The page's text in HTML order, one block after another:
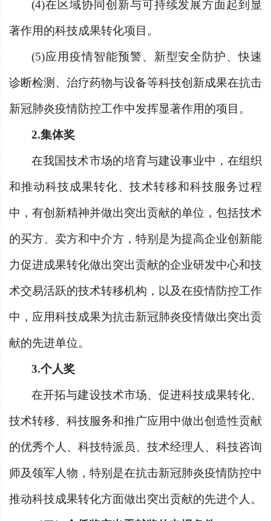
(4)在区域协同创新与可持续发展方面起到显
著作用的科技成果转化项目。
(5)应用疫情智能预警、新型安全防护、快速
诊断检测、治疗药物与设备等科技创新成果在抗击
新冠肺炎疫情防控工作中发挥显著作用的项目。
2.集体奖
在我国技术市场的培育与建设事业中，在组织
和推动科技成果转化、技术转移和科技服务过程
中，有创新精神并做出突出贡献的单位，包括技术
的买方、卖方和中介方，特别是为提高企业创新能
力促进成果转化做出突出贡献的企业研发中心和技
术交易活跃的技术转移机构，以及在疫情防控工作
中，应用科技成果为抗击新冠肺炎疫情做出突出贡
献的先进单位。
3.个人奖
在开拓与建设技术市场、促进科技成果转化、
技术转移、科技服务和推广应用中做出创造性贡献
的优秀个人、科技特派员、技术经理人、科技咨询
师及领军人物，特别是在抗击新冠肺炎疫情防控中
推动科技成果转化方面做出突出贡献的先进个人。